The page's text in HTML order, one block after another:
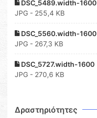
DSC_5489.width-1600
JPG - 255,4 KB
DSC_5560.width-1600
JPG - 267,3 KB
DSC_5727.width-1600
JPG - 270,6 KB
Δραστηριότητες